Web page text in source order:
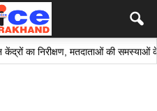
मतदाताओं की समस्याओं के समाधान हेतु